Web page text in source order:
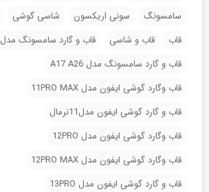
سامسونگ
سونی اریکسون شاسی گوشی
قاب
قاب و شاسی
قاب و گارد سامسونگ مدل A12 | M12 | F12
قاب و گارد سامسونگ مدل A17 A26
قاب وگارد گوشی ایفون مدل 11PRO MAX
قاب و گارد گوشی ایفون مدل11نرمال
قاب وگارد گوشی ایفون مدل 12PRO
قاب وگارد گوشی ایفون مدل 12PRO MAX
قاب و گارد گوشی ایفون مدل 13PRO